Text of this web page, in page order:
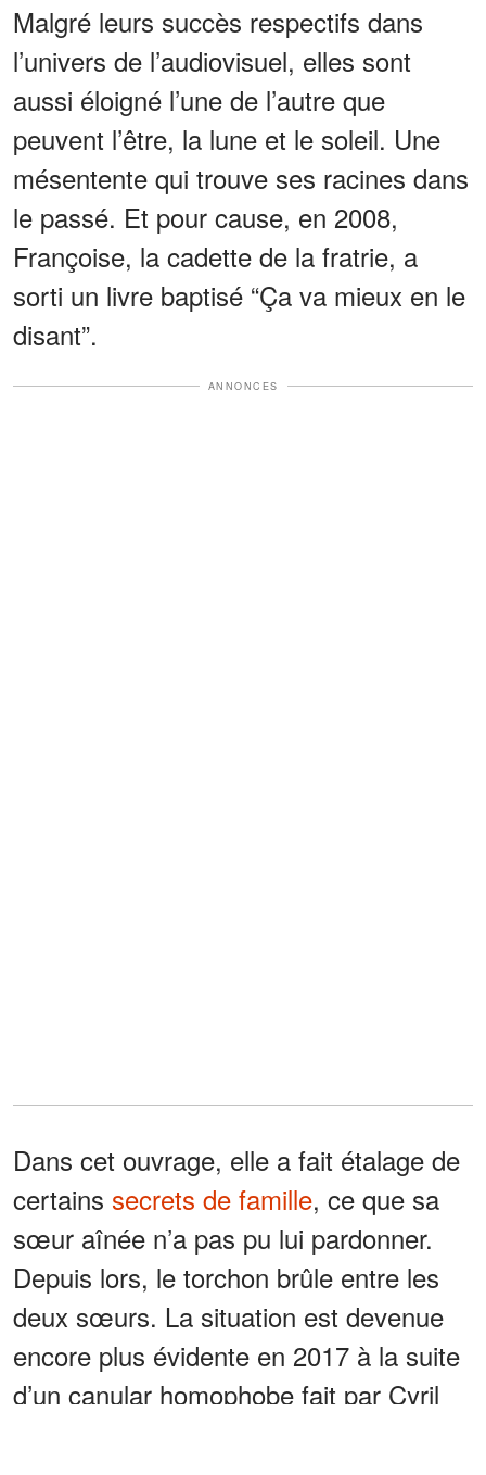
Malgré leurs succès respectifs dans
l’univers de l’audiovisuel, elles sont
aussi éloigné l’une de l’autre que
peuvent l’être, la lune et le soleil. Une
mésentente qui trouve ses racines dans
le passé. Et pour cause, en 2008,
Françoise, la cadette de la fratrie, a
sorti un livre baptisé “Ça va mieux en le
disant”.
ANNONCES
Dans cet ouvrage, elle a fait étalage de
certains secrets de famille, ce que sa
sœur aînée n’a pas pu lui pardonner.
Depuis lors, le torchon brûle entre les
deux sœurs. La situation est devenue
encore plus évidente en 2017 à la suite
d’un canular homophobe fait par Cyril